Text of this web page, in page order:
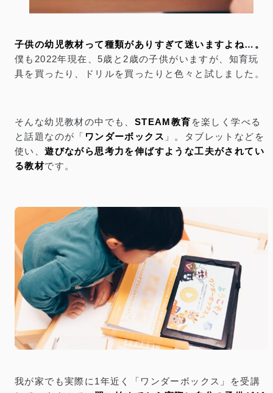
子供の幼児教材って種類がありすぎて迷いますよね…。
僕も2022年現在、5歳と2歳の子供がいますが、知育玩
具を買ったり、ドリルを買ったりと色々と試しました。
そんな幼児教材の中でも、 STEAM教育 を楽しく学べる
と話題なのが「 ワンダーボックス 」。タブレットなどを
使い、遊びながら思考力を伸ばすような工夫がされてい
る教材です。
我が家でも実際に1年近く「ワンダーボックス」を受講